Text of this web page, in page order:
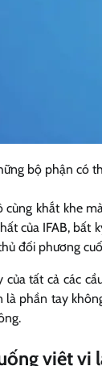
bộ phận có
khắt khe
của IFAB, bất
đối phương
của tất cả các
là phần tay
việt vị